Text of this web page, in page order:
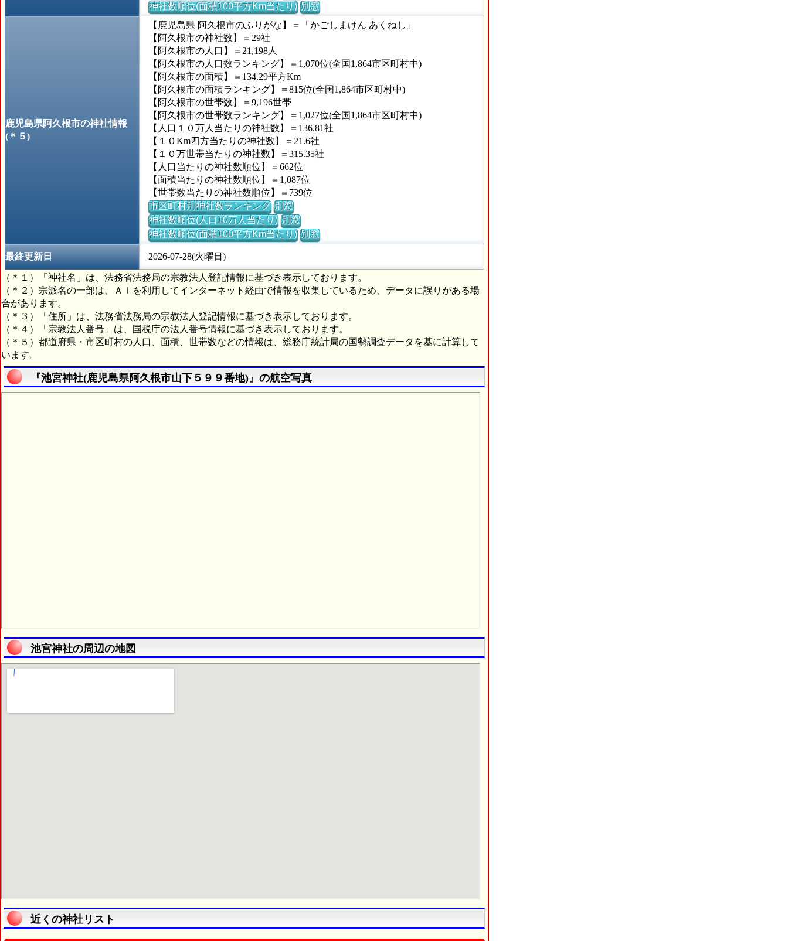
神社数順位(面積100平方Km当たり) 別窓
鹿児島県阿久根市の神社情報
(＊５)
【鹿児島県 阿久根市のふりがな】＝「かごしまけん あくねし」
【阿久根市の神社数】＝29社
【阿久根市の人口】＝21,198人
【阿久根市の人口数ランキング】＝1,070位(全国1,864市区町村中)
【阿久根市の面積】＝134.29平方Km
【阿久根市の面積ランキング】＝815位(全国1,864市区町村中)
【阿久根市の世帯数】＝9,196世帯
【阿久根市の世帯数ランキング】＝1,027位(全国1,864市区町村中)
【人口１０万人当たりの神社数】＝136.81社
【１０Km四方当たりの神社数】＝21.6社
【１０万世帯当たりの神社数】＝315.35社
【人口当たりの神社数順位】＝662位
【面積当たりの神社数順位】＝1,087位
【世帯数当たりの神社数順位】＝739位
市区町村別神社数ランキング 別窓
神社数順位(人口10万人当たり) 別窓
神社数順位(面積100平方Km当たり) 別窓
最終更新日 2026-07-28(火曜日)
（＊１）「神社名」は、法務省法務局の宗教法人登記情報に基づき表示しております。
（＊２）宗派名の一部は、ＡＩを利用してインターネット経由で情報を収集しているため、データに誤りがある場
合があります。
（＊３）「住所」は、法務省法務局の宗教法人登記情報に基づき表示しております。
（＊４）「宗教法人番号」は、国税庁の法人番号情報に基づき表示しております。
（＊５）都道府県・市区町村の人口、面積、世帯数などの情報は、総務庁統計局の国勢調査データを基に計算して
います。
『池宮神社(鹿児島県阿久根市山下５９９番地)』の航空写真
池宮神社の周辺の地図
近くの神社リスト